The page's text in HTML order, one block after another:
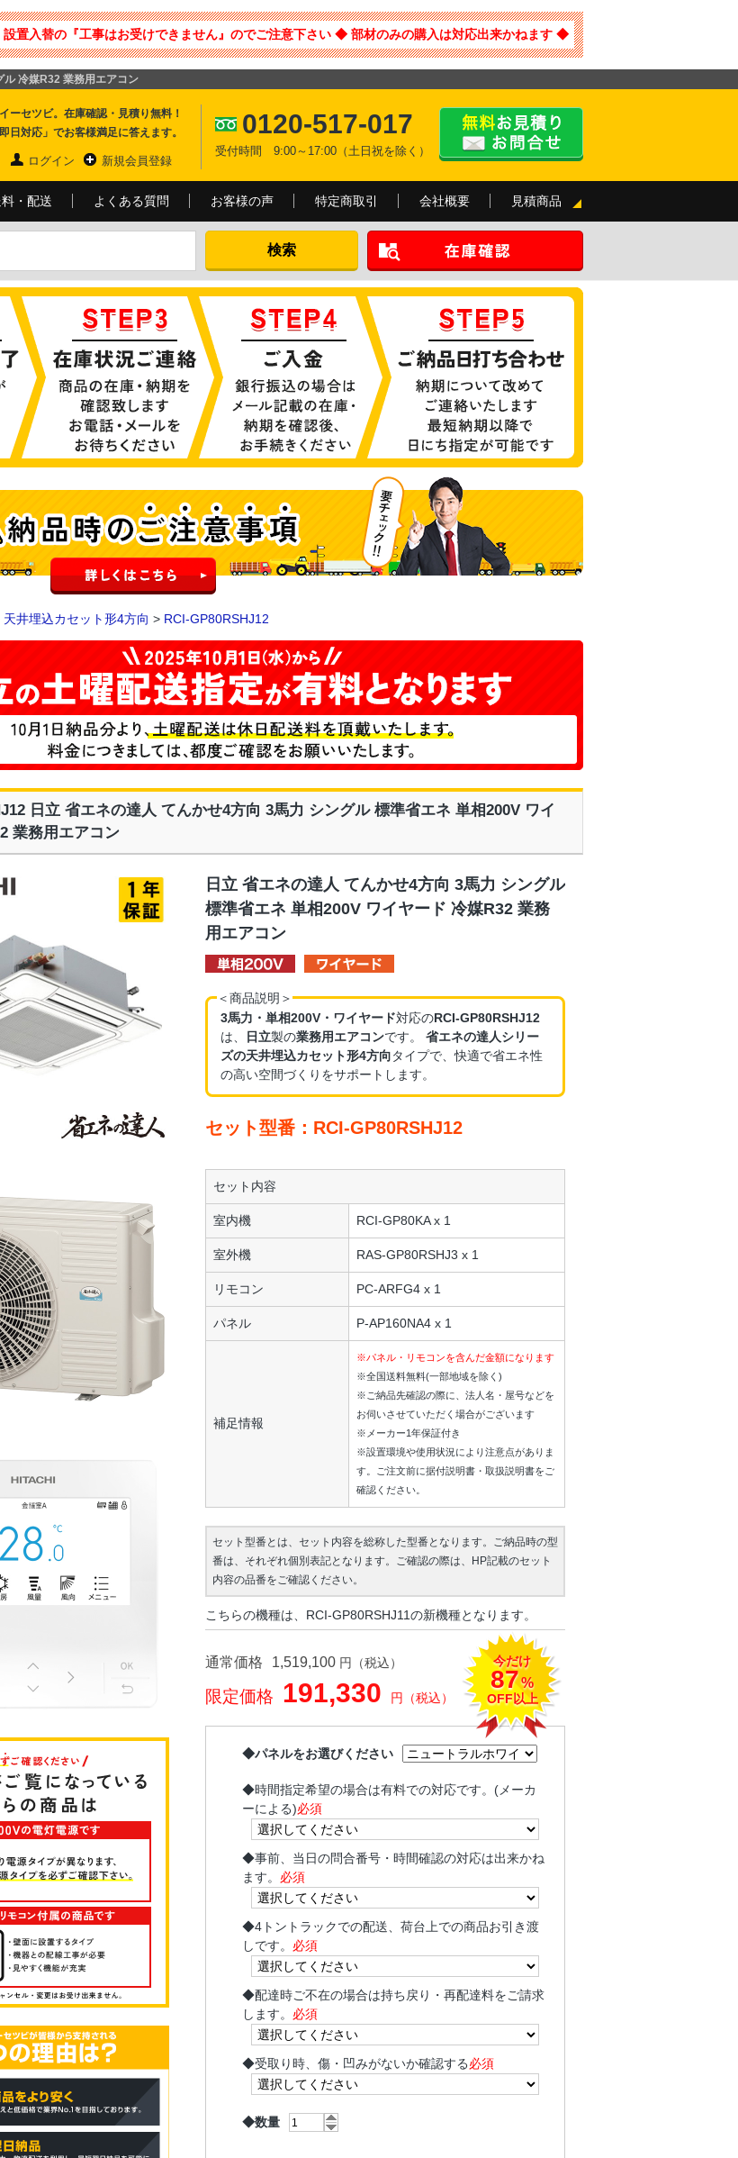
置入替の『工事はお受けできません』のでご注意下さい ◆ 部材のみの購入は対応出来かねます ◆
冷媒R32 業務用エアコン
ーセツビ。在庫確認・見積り無料！
日対応」でお客様満足に答えます。
ログイン 新規会員登録
0120-517-017
受付時間 9:00～17:00（土日祝を除く）
・配送 よくある質問 お客様の声 特定商取引 会社概要 見積商品
天井埋込カセット形4方向 > RCI-GP80RSHJ12
日立 省エネの達人 てんかせ4方向 3馬力 シングル 標準省エネ 単相200V ワイ
業務用エアコン
日立 省エネの達人 てんかせ4方向 3馬力 シングル
標準省エネ 単相200V ワイヤード 冷媒R32 業務
用エアコン
＜商品説明＞
3馬力・単相200V・ワイヤード対応のRCI-GP80RSHJ12
は、
日立製の業務用エアコンです。 省エネの達人シリー
ズの天井埋込カセット形4方向タイプで、快適で省エネ性
の高い空間づくりをサポートします。
セット型番：RCI-GP80RSHJ12
セット内容
室内機 RCI-GP80KA x 1
室外機 RAS-GP80RSHJ3 x 1
リモコン PC-ARFG4 x 1
パネル P-AP160NA4 x 1
補足情報
※パネル・リモコンを含んだ金額になります
※全国送料無料(一部地域を除く)
※ご納品先確認の際に、法人名・屋号などを
お伺いさせていただく場合がございます
※メーカー1年保証付き
※設置環境や使用状況により注意点がありま
す。ご注文前に据付説明書・取扱説明書をご
確認ください。
セット型番とは、セット内容を総称した型番となります。ご納品時の型
番は、それぞれ個別表記となります。ご確認の際は、HP記載のセット
内容の品番をご確認ください。
こちらの機種は、RCI-GP80RSHJ11の新機種となります。
通常価格 1,519,100 円（税込）
限定価格 191,330 円（税込）
今だけ
87%
OFF以上
◆パネルをお選びください
◆時間指定希望の場合は有料での対応です。(メーカ
ーによる)必須
◆事前、当日の問合番号・時間確認の対応は出来かね
ます。 必須
◆4トントラックでの配送、荷台上での商品お引き渡
しです。 必須
◆配達時ご不在の場合は持ち戻り・再配達料をご請求
します。 必須
◆受取り時、傷・凹みがないか確認する必須
◆数量